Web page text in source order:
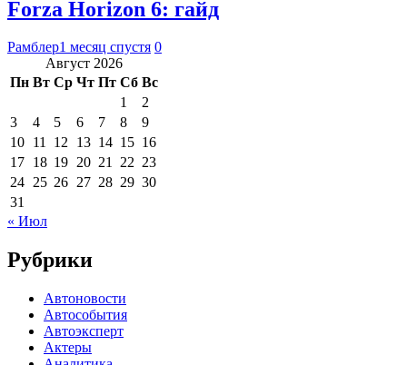
Forza Horizon 6: гайд
Рамблер1 месяц спустя 0
Август 2026
Пн Вт Ср Чт Пт Сб Вс
1
2
3
4 5 6 7 8
9
10 11 12 13 14 15 16
17 18 19 20 21 22 23
24 25 26 27 28 29 30
31
« Июл
Рубрики
Автоновости
Автособытия
Автоэксперт
Актеры